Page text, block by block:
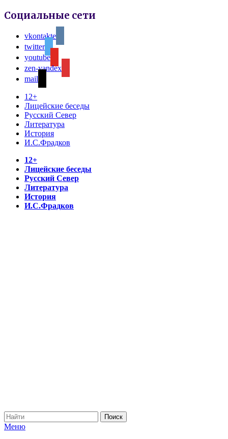
Социальные сети
vkontakte
twitter
youtube
zen-yandex
mail
12+
Лицейские беседы
Русский Север
Литература
История
И.С.Фрадков
12+
Лицейские беседы
Русский Север
Литература
История
И.С.Фрадков
Меню